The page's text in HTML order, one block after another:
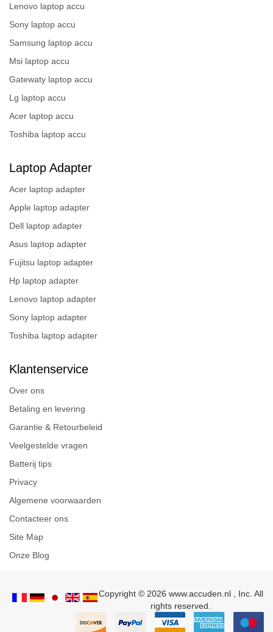
Lenovo laptop accu
Sony laptop accu
Samsung laptop accu
Msi laptop accu
Gatewaty laptop accu
Lg laptop accu
Acer laptop accu
Toshiba laptop accu
Laptop Adapter
Acer laptop adapter
Apple laptop adapter
Dell laptop adapter
Asus laptop adapter
Fujitsu laptop adapter
Hp laptop adapter
Lenovo laptop adapter
Sony laptop adapter
Toshiba laptop adapter
Klantenservice
Over ons
Betaling en levering
Garantie & Retourbeleid
Veelgestelde vragen
Batterij tips
Privacy
Algemene voorwaarden
Contacteer ons
Site Map
Onze Blog
Copyright © 2026 www.accuden.nl , Inc. All
rights reserved.